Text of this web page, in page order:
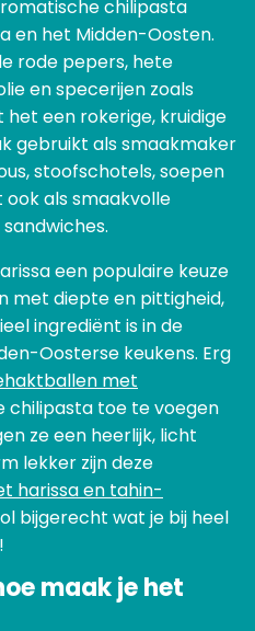
chilipasta
en het Midden-Oosten.
rode pepers, hete
en specerijen zoals
een rokerige, kruidige
gebruikt als smaakmaker
stoofschotels, soepen
ook als smaakvolle
een populaire keuze
met diepte en pittigheid,
ingrediënt is in de
Oosterse keukens. Erg
met
chilipasta toe te voegen
ze een heerlijk, licht
lekker zijn deze
harissa en tahin-
bijgerecht wat je bij heel
maak je het